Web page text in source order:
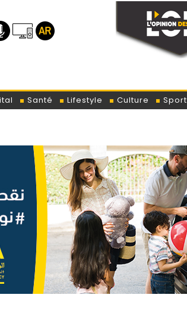
Santé Lifestyle Culture Sport